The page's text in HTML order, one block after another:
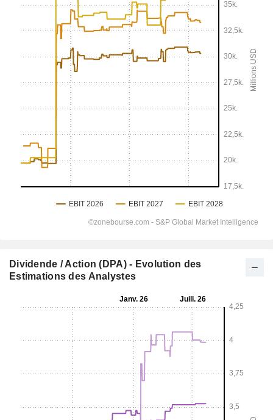
Dividende / Action (DPA) - Evolution des
Estimations des Analystes